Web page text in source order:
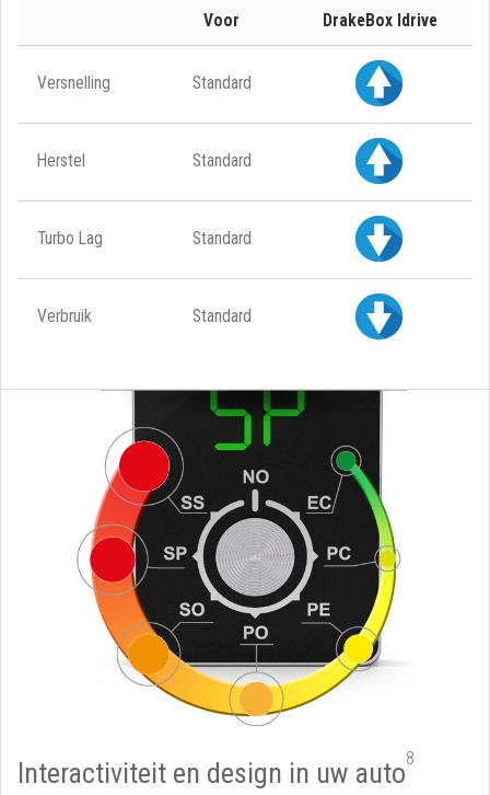
Voor DrakeBox Idrive
Versnelling Standard
Herstel Standard
Turbo Lag Standard
Verbruik Standard
Interactiviteit en design in uw auto8